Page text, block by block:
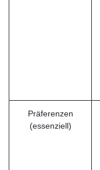
Präferenzen
(essenziell)